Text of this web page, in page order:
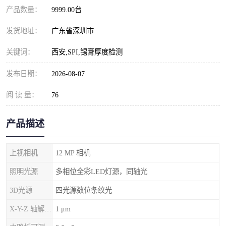
产品数量： 9999.00台
发货地址： 广东省深圳市
关键词： 西安,SPI,锡膏厚度检测
发布日期： 2026-08-07
阅 读 量： 76
产品描述
上视相机 12 MP 相机
照明光源 多相位全彩LED灯源，同轴光
3D光源 四光源数位条纹光
1 μm